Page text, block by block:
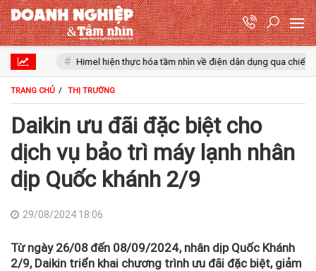
Himel hiện thực hóa tầm nhìn về điện dân dụng qua chiến dịch
TRANG CHỦ THỊ TRƯỜNG
Daikin ưu đãi đặc biệt cho
dịch vụ bảo trì máy lạnh nhân
dịp Quốc khánh 2/9
29/08/2024 18:06
Từ ngày 26/08 đến 08/09/2024, nhân dịp Quốc Khánh
2/9, Daikin triển khai chương trình ưu đãi đặc biệt, giảm